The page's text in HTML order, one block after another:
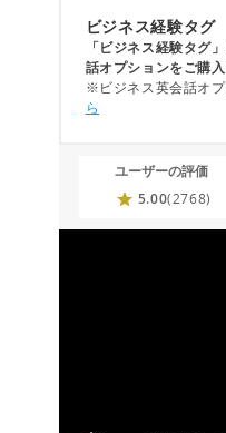
ビジネス経験タグ
「ビジネス経験タグ
話オプションをご購
※ビジネス英会話オ
ら
ユーザーの評価
5.00(2768)